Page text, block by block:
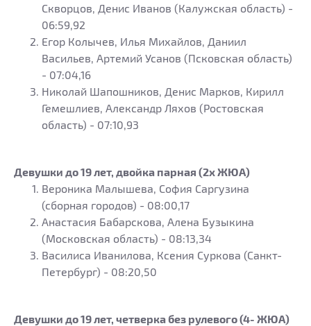
Скворцов, Денис Иванов (Калужская область) -
06:59,92
Егор Колычев, Илья Михайлов, Даниил
Васильев, Артемий Усанов (Псковская область)
- 07:04,16
Николай Шапошников, Денис Марков, Кирилл
Гемешлиев, Александр Ляхов (Ростовская
область) - 07:10,93
Девушки до 19 лет, двойка парная (2х ЖЮА)
Вероника Малышева, София Саргузина
(сборная городов) - 08:00,17
Анастасия Бабарскова, Алена Бузыкина
(Московская область) - 08:13,34
Василиса Иванилова, Ксения Суркова (Санкт-
Петербург) - 08:20,50
Девушки до 19 лет, четверка без рулевого (4- ЖЮА)